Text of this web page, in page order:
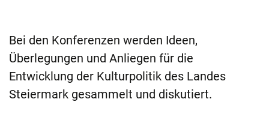
Bei den Konferenzen werden Ideen,
Überlegungen und Anliegen für die
Entwicklung der Kulturpolitik des Landes
Steiermark gesammelt und diskutiert.